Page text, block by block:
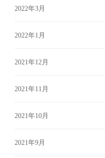
2022年3月
2022年1月
2021年12月
2021年11月
2021年10月
2021年9月